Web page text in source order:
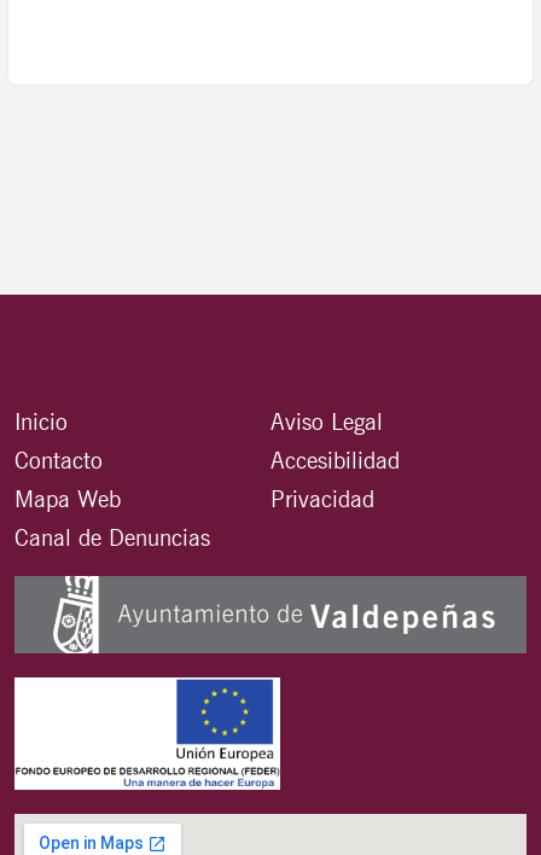
Inicio
Contacto
Mapa Web
Canal de Denuncias
Aviso Legal
Accesibilidad
Privacidad